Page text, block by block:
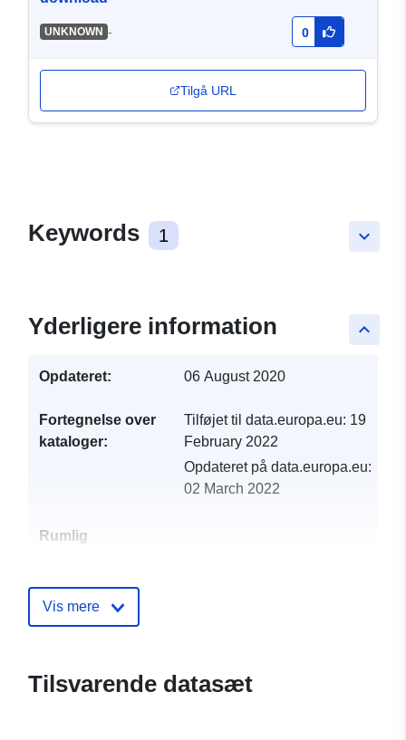
UNKNOWN - 0
Tilgå URL
keyboard_arrow_down
Keywords 1
keyboard_arrow_up
Yderligere information
Opdateret: 06 August 2020
Fortegnelse over
kataloger:
Tilføjet til data.europa.eu: 19
February 2022
Opdateret på data.europa.eu:
02 March 2022
Rumlig
Identifikatorer:
ec29-4641-b254-
Vis mere
Tilsvarende datasæt